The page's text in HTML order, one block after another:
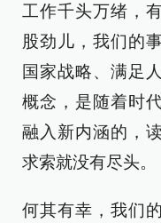
工作千头万绪，
股劲儿，我们的
国家战略、满足
概念，是随着时
融入新内涵的，
求索就没有尽头。
何其有幸，我们